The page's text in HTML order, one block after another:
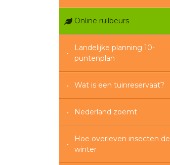
Online ruilbeurs
Landelijke planning 10-
puntenplan
Wat is een tuinreservaat?
Nederland zoemt
Hoe overleven insecten de
winter